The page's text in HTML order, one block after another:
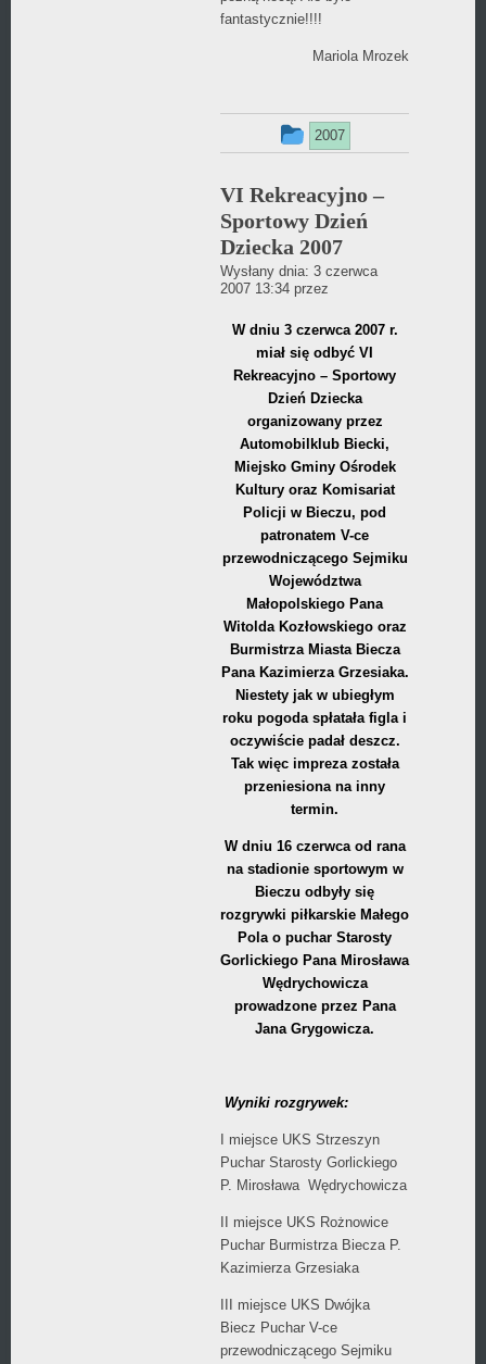
fantastycznie!!!!
Mariola Mrozek
Ten
był
dodany
w
2007
VI Rekreacyjno –
Sportowy Dzień
Dziecka 2007
Wysłany dnia: 3 czerwca
2007 13:34 przez
W dniu 3 czerwca 2007 r.
miał się odbyć VI
Rekreacyjno – Sportowy
Dzień Dziecka
organizowany przez
Automobilklub Biecki,
Miejsko Gminy Ośrodek
Kultury oraz Komisariat
Policji w Bieczu, pod
patronatem V-ce
przewodniczącego Sejmiku
Województwa
Małopolskiego Pana
Witolda Kozłowskiego oraz
Burmistrza Miasta Biecza
Pana Kazimierza Grzesiaka.
Niestety jak w ubiegłym
roku pogoda spłatała figla i
oczywiście padał deszcz.
Tak więc impreza została
przeniesiona na inny
termin.
W dniu 16 czerwca od rana
na stadionie sportowym w
Bieczu odbyły się
rozgrywki piłkarskie Małego
Pola o puchar Starosty
Gorlickiego Pana Mirosława
Wędrychowicza
prowadzone przez Pana
Jana Grygowicza.
Wyniki rozgrywek:
I miejsce UKS Strzeszyn
Puchar Starosty Gorlickiego
P. Mirosława Wędrychowicza
II miejsce UKS Rożnowice
Puchar Burmistrza Biecza P.
Kazimierza Grzesiaka
III miejsce UKS Dwójka
Biecz Puchar V-ce
przewodniczącego Sejmiku